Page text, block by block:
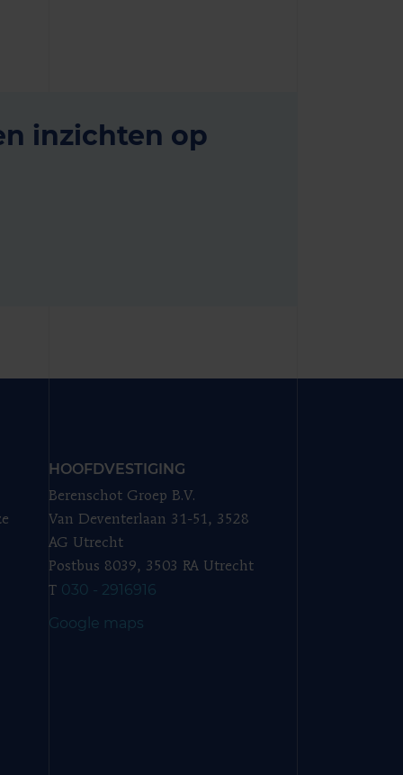
inzichten op
HOOFDVESTIGING
Berenschot Groep B.V.
Van Deventerlaan 31-51, 3528
AG Utrecht
Postbus 8039, 3503 RA Utrecht
T 030 - 2916916
Google maps